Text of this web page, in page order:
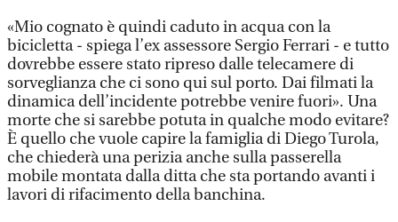
«Mio cognato è quindi caduto in acqua con la
bicicletta - spiega l’ex assessore Sergio Ferrari - e tutto
dovrebbe essere stato ripreso dalle telecamere di
sorveglianza che ci sono qui sul porto. Dai filmati la
dinamica dell’incidente potrebbe venire fuori». Una
morte che si sarebbe potuta in qualche modo evitare?
È quello che vuole capire la famiglia di Diego Turola,
che chiederà una perizia anche sulla passerella
mobile montata dalla ditta che sta portando avanti i
lavori di rifacimento della banchina.